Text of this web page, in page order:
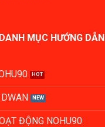
DANH MỤC HƯỚNG DẪN
ĐỘNG NOHU90